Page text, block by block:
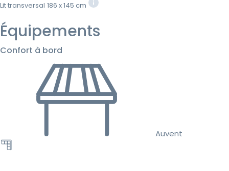
Lit transversal 186 x 145 cm
Équipements
Confort à bord
Auvent